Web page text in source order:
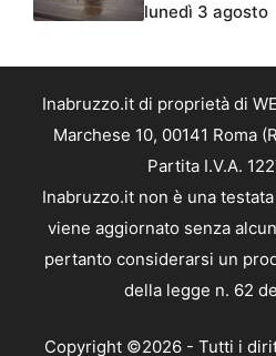
lunedì 3 agosto
Inabruzzo.it di proprietà di
Marchese 10, 00141 Roma
Partita I.V.A.
Inabruzzo.it non è una
viene aggiornato senza
pertanto considerarsi un
della legge n. 62
Copyright ©2026 - Tutti i